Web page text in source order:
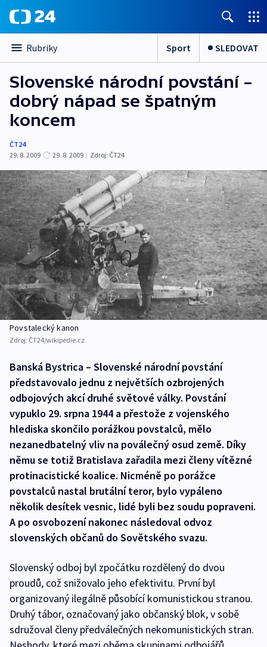
Rubriky Sport SLEDOVAT
Slovenské národní povstání –
dobrý nápad se špatným
koncem
ČT24
29. 8. 2009
29. 8. 2009 | Zdroj: ČT24
Povstalecký kanon
Zdroj: ČT24/wikipedie.cz
Banská Bystrica – Slovenské národní povstání
představovalo jednu z největších ozbrojených
odbojových akcí druhé světové války. Povstání
vypuklo 29. srpna 1944 a přestože z vojenského
hlediska skončilo porážkou povstalců, mělo
nezanedbatelný vliv na poválečný osud země. Díky
němu se totiž Bratislava zařadila mezi členy vítězné
protinacistické koalice. Nicméně po porážce
povstalců nastal brutální teror, bylo vypáleno
několik desítek vesnic, lidé byli bez soudu popraveni.
A po osvobození nakonec následoval odvoz
slovenských občanů do Sovětského svazu.
Slovenský odboj byl zpočátku rozdělený do dvou
proudů, což snižovalo jeho efektivitu. První byl
organizovaný ilegálně působící komunistickou stranou.
Druhý tábor, označovaný jako občanský blok, v sobě
sdružoval členy předválečných nekomunistických stran.